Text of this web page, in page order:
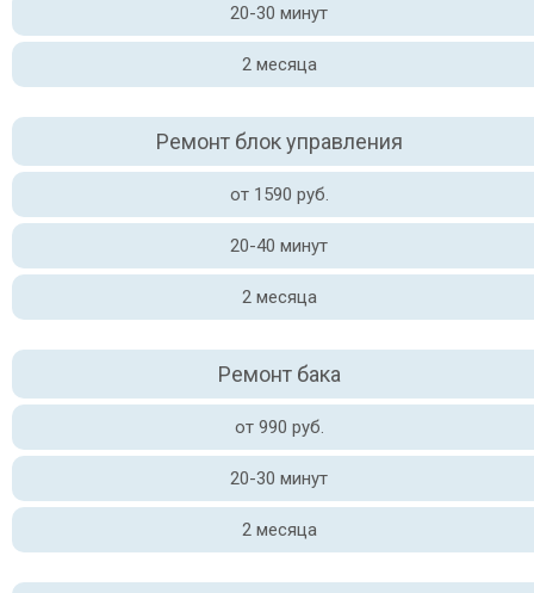
20-30 минут
2 месяца
Ремонт блок управления
от 1590 руб.
20-40 минут
2 месяца
Ремонт бака
от 990 руб.
20-30 минут
2 месяца